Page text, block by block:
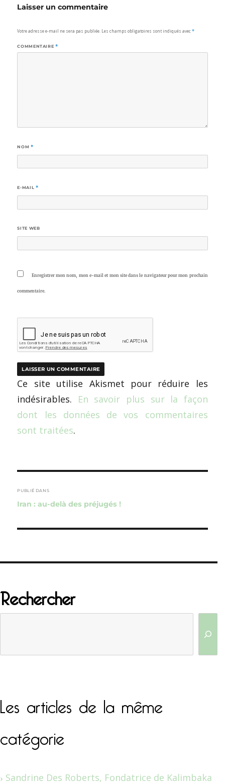
Laisser un commentaire
Votre adresse e-mail ne sera pas publiée. Les champs obligatoires sont indiqués avec*
COMMENTAIRE *
NOM *
E-MAIL *
SITE WEB
Enregistrer mon nom, mon e-mail et mon site dans le navigateur pour mon prochain
commentaire.
Ce site utilise Akismet pour réduire les
indésirables. En savoir plus sur la façon
dont les données de vos commentaires
sont traitées.
de
l’article
PUBLIÉ DANS
Iran : au-delà des préjugés !
Rechercher
Les articles de la même
catégorie
Sandrine Des Roberts, Fondatrice de Kalimbaka